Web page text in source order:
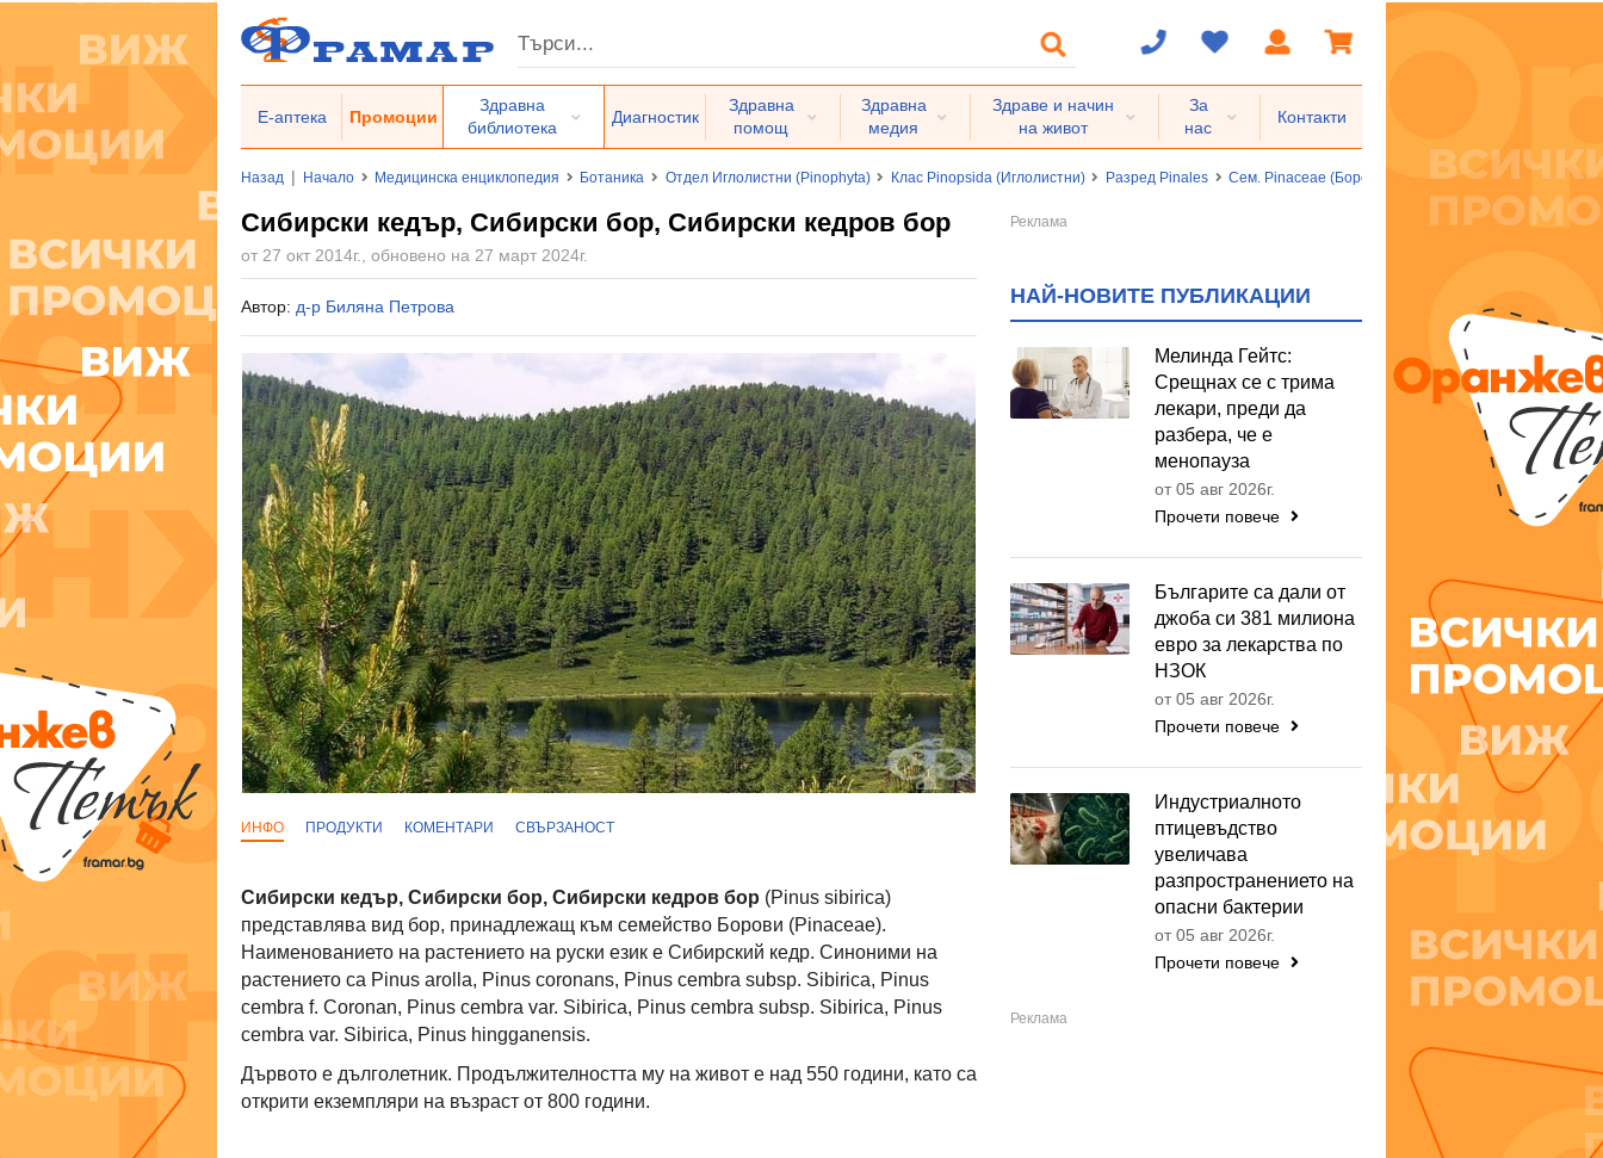
Е-аптека Промоции
Здравна
библиотека
Диагностик
Здравна
помощ
Здравна
медия
Здраве и начин
на живот
За
нас
Контакти
Назад | Начало Медицинска енциклопедия Ботаника Отдел Иглолистни (Pinophyta) Клас Pinopsida (Иглолистни) Разред Pinales Сем. Pinaceae (Борови) Сибирски кедър, Сибирски
Сибирски кедър, Сибирски бор, Сибирски кедров бор
от 27 окт 2014г., обновено на 27 март 2024г.
Автор: д-р Биляна Петрова
ИНФО ПРОДУКТИ КОМЕНТАРИ СВЪРЗАНОСТ
Сибирски кедър, Сибирски бор, Сибирски кедров бор (Pinus sibirica)
представлява вид бор, принадлежащ към семейство Борови (Pinaceae).
Наименованието на растението на руски език е Сибирский кедр. Синоними на
растението са Pinus arolla, Pinus coronans, Pinus cembra subsp. Sibirica, Pinus
cembra f. Coronan, Pinus cembra var. Sibirica, Pinus cembra subsp. Sibirica, Pinus
cembra var. Sibirica, Pinus hingganensis.
Дървото е дълголетник. Продължителността му на живот е над 550 години, като са
открити екземпляри на възраст от 800 години.
НАЙ-НОВИТЕ ПУБЛИКАЦИИ
Мелинда Гейтс:
Срещнах се с трима
лекари, преди да
разбера, че е
менопауза
от 05 авг 2026г.
Прочети повече
Българите са дали от
джоба си 381 милиона
евро за лекарства по
НЗОК
от 05 авг 2026г.
Прочети повече
Индустриалното
птицевъдство
увеличава
разпространението на
опасни бактерии
от 05 авг 2026г.
Прочети повече